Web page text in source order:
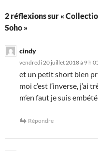
2 réflexions sur «
Soho »
cindy
vendredi 20 juillet 2018 à 9 h
et un petit short bien
moi c’est l’inverse, j’ai
m’en faut je suis
Répondre